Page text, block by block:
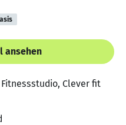
ansehen
Clever fit